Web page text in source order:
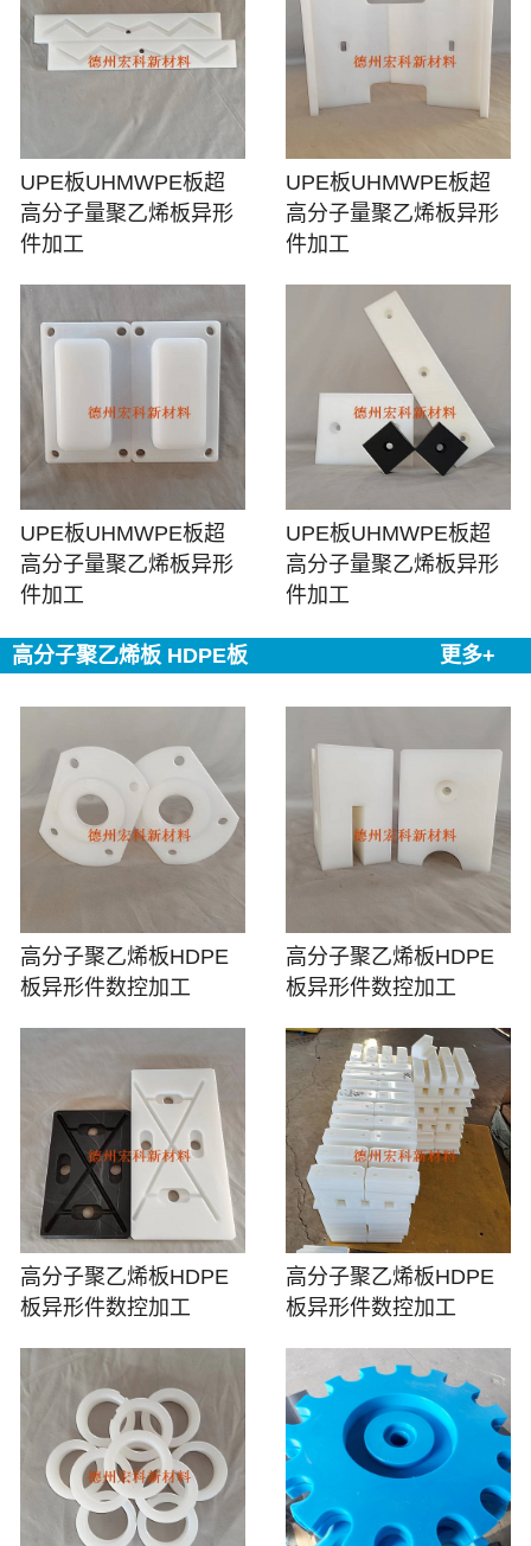
UPE板UHMWPE板超
高分子量聚乙烯板异形
件加工
UPE板UHMWPE板超
高分子量聚乙烯板异形
件加工
UPE板UHMWPE板超
高分子量聚乙烯板异形
件加工
UPE板UHMWPE板超
高分子量聚乙烯板异形
件加工
高分子聚乙烯板 HDPE板 更多+
高分子聚乙烯板HDPE
板异形件数控加工
高分子聚乙烯板HDPE
板异形件数控加工
高分子聚乙烯板HDPE
板异形件数控加工
高分子聚乙烯板HDPE
板异形件数控加工